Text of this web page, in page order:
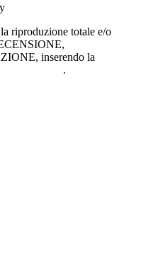
riproduzione totale e/o
inserendo la
.